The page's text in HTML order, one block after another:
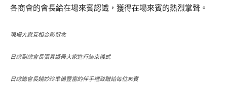
各商會的會長給在場來賓認識，獲得在場來賓的熱烈掌聲。
現場大家互相合影留念
日總副總會長張素娥帶大家進行結束儀式
日總總會長錢妙玲準備豐富的伴手禮致贈給每位來賓